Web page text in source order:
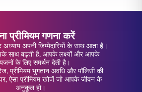
प्रीमियम गणना करें
अपनी जिम्मेदारियों के साथ आता है।
साथ बढ़ती है, आपके लक्ष्यों और आपके
के लिए समर्थन देती है।
प्रीमियम भुगतान अवधि और पॉलिसी की
ऐसा प्रीमियम खोजें जो आपके जीवन के
अनुकूल हो।